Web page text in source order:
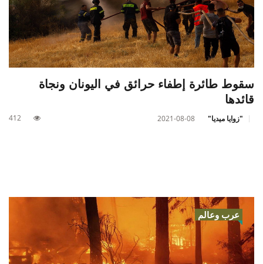
سقوط طائرة إطفاء حرائق في اليونان ونجاة
قائدها
"زوايا ميديا" 2021-08-08
412
عرب وعالم